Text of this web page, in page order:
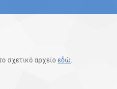
σχετικό αρχείο εδώ